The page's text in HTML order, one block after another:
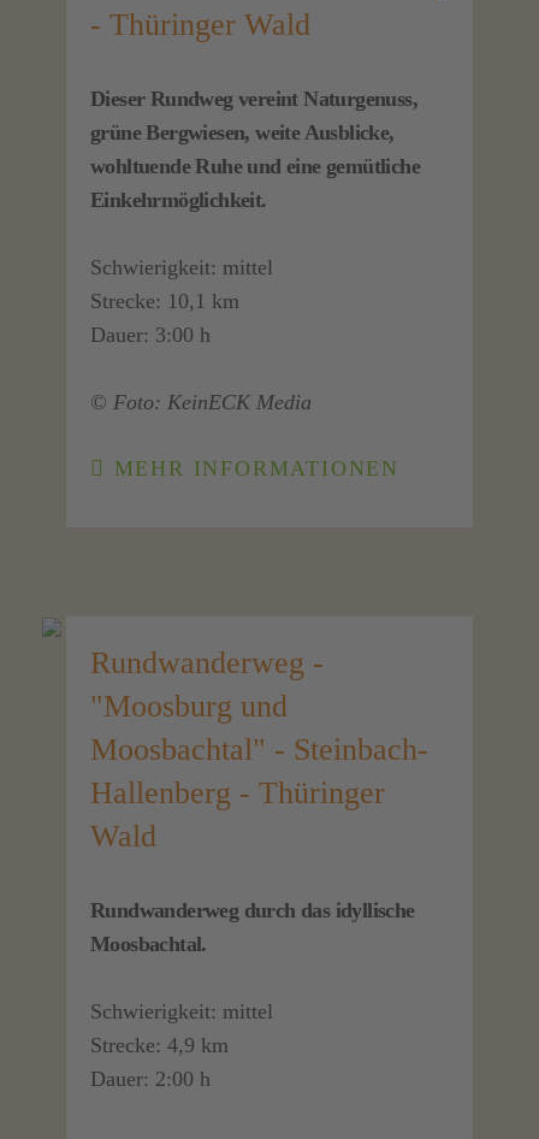
- Thüringer Wald
Dieser Rundweg vereint Naturgenuss,
grüne Bergwiesen, weite Ausblicke,
wohltuende Ruhe und eine gemütliche
Einkehrmöglichkeit.
Schwierigkeit: mittel
Strecke: 10,1 km
Dauer: 3:00 h
© Foto: KeinECK Media
MEHR INFORMATIONEN
Rundwanderweg -
"Moosburg und
Moosbachtal" - Steinbach-
Hallenberg - Thüringer
Wald
Rundwanderweg durch das idyllische
Moosbachtal.
Schwierigkeit: mittel
Strecke: 4,9 km
Dauer: 2:00 h